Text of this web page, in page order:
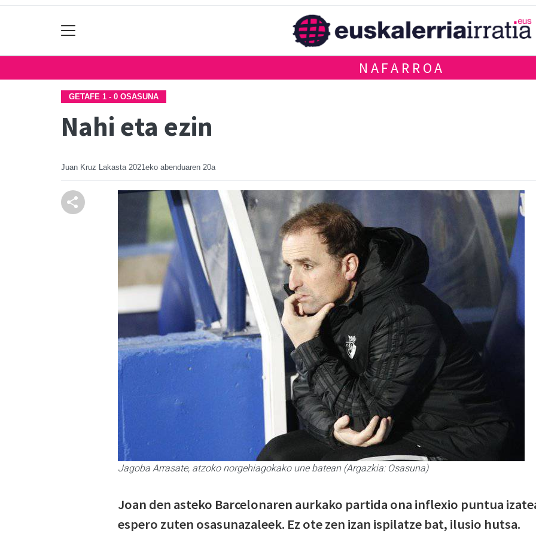
NAFARROA
GETAFE 1 - 0 OSASUNA
Nahi eta ezin
Juan Kruz Lakasta 2021eko abenduaren 20a
Jagoba Arrasate, atzoko norgehiagokako une batean (Argazkia: Osasuna)
Joan den asteko Barcelonaren aurkako partida ona inflexio puntua
espero zuten osasunazaleek. Ez ote zen izan ispilatze bat, ilusio hutsa.